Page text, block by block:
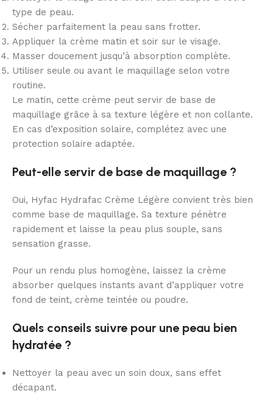
type de peau.
Sécher parfaitement la peau sans frotter.
Appliquer la crème matin et soir sur le visage.
Masser doucement jusqu’à absorption complète.
Utiliser seule ou avant le maquillage selon votre
routine.
Le matin, cette crème peut servir de base de
maquillage grâce à sa texture légère et non collante.
En cas d’exposition solaire, complétez avec une
protection solaire adaptée.
Peut-elle servir de base de maquillage ?
Oui, Hyfac Hydrafac Crème Légère convient très bien
comme base de maquillage. Sa texture pénètre
rapidement et laisse la peau plus souple, sans
sensation grasse.
Pour un rendu plus homogène, laissez la crème
absorber quelques instants avant d’appliquer votre
fond de teint, crème teintée ou poudre.
Quels conseils suivre pour une peau bien
hydratée ?
Nettoyer la peau avec un soin doux, sans effet
décapant.